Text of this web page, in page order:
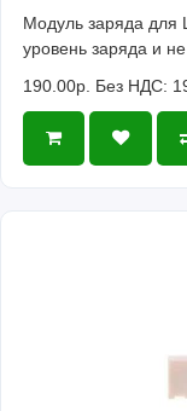
Модуль заряда для
уровень заряда и
190.00р. Без НДС: